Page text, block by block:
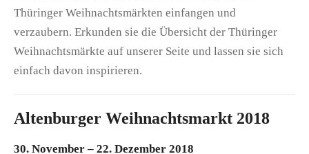
Thüringer Weihnachtsmärkten einfangen und
verzaubern. Erkunden sie die Übersicht der Thüringer
Weihnachtsmärkte auf unserer Seite und lassen sie sich
einfach davon inspirieren.
Altenburger Weihnachtsmarkt 2018
30. November – 22. Dezember 2018